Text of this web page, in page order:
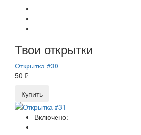
Твои открытки
Открытка #30
50 ₽
Купить
Включено: